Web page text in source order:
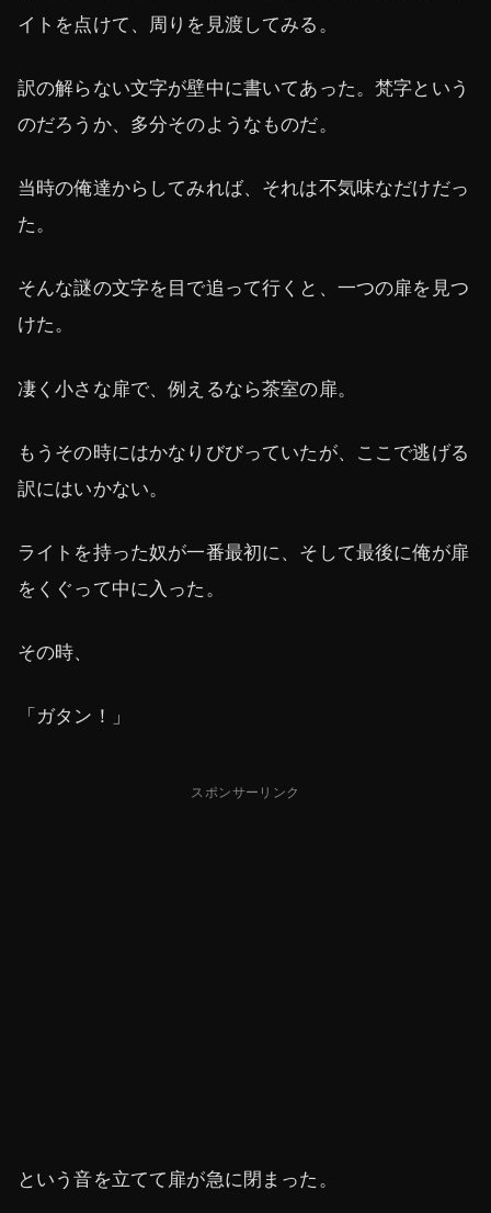
イトを点けて、周りを見渡してみる。
訳の解らない文字が壁中に書いてあった。梵字という
のだろうか、多分そのようなものだ。
当時の俺達からしてみれば、それは不気味なだけだっ
た。
そんな謎の文字を目で追って行くと、一つの扉を見つ
けた。
凄く小さな扉で、例えるなら茶室の扉。
もうその時にはかなりびびっていたが、ここで逃げる
訳にはいかない。
ライトを持った奴が一番最初に、そして最後に俺が扉
をくぐって中に入った。
その時、
「ガタン！」
スポンサーリンク
という音を立てて扉が急に閉まった。